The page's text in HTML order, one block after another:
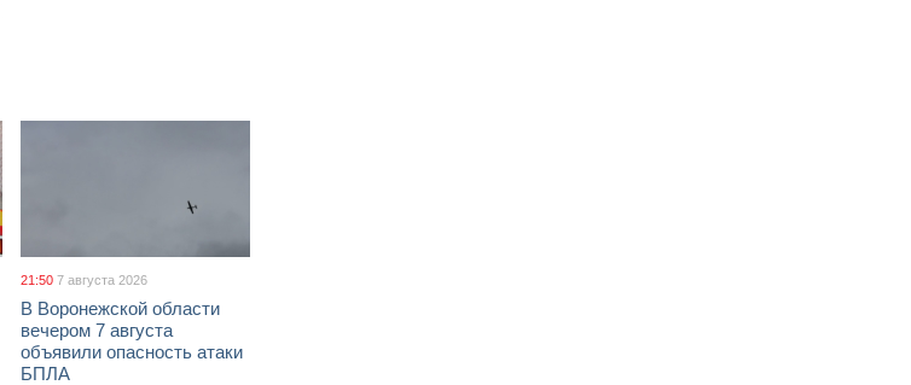
21:50 7 августа 2026
В Воронежской области
вечером 7 августа
объявили опасность атаки
БПЛА